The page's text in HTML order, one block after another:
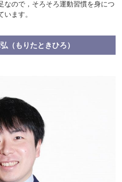
なので，そろそろ運動習慣を身につ
います。
（もりたときひろ）